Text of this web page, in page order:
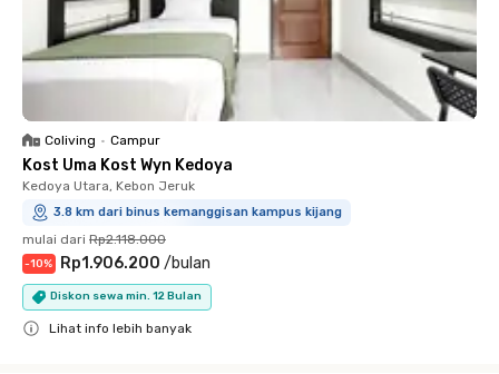
Coliving • Campur
Kost Uma Kost Wyn Kedoya
Kedoya Utara, Kebon Jeruk
3.8 km dari binus kemanggisan kampus kijang
mulai dari Rp2.118.000
-10% Rp1.906.200 /bulan
Diskon sewa min. 12 Bulan
Lihat info lebih banyak